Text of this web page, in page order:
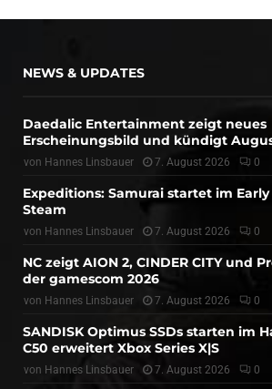
NEWS & UPDATES
Daedalic Entertainment zeigt neues
Erscheinungsbild und kündigt
von Hannes Linsbauer 7. August 2026 0
Expeditions: Samurai startet im Early
Steam
von Hannes Linsbauer 7. August 2026 0
NC zeigt AION 2, CINDER CITY und
der gamescom 2026
von Hannes Linsbauer 7. August 2026 0
SANDISK Optimus SSDs starten im
C50 erweitert Xbox Series X|S
von Hannes Linsbauer 7. August 2026 0